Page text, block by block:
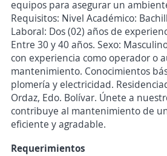
equipos para asegurar un
Requisitos: Nivel Académico:
Laboral: Dos (02) años de
Entre 30 y 40 años. Sexo:
con experiencia como operador o
mantenimiento. Conocimientos
plomería y electricidad.
Ordaz, Edo. Bolívar. Únete a
contribuye al mantenimiento de
eficiente y agradable.
Requerimientos